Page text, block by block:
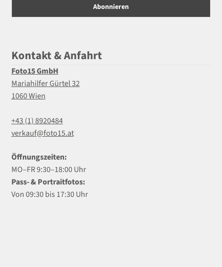
Kontakt & Anfahrt
Foto15 GmbH
Mariahilfer Gürtel 32
1060 Wien
+43 (1) 8920484
verkauf@foto15.at
Öffnungszeiten:
MO–FR 9:30–18:00 Uhr
Pass- & Portraitfotos:
Von 09:30 bis 17:30 Uhr